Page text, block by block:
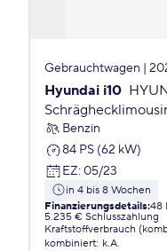
Gebrauchtwagen |
Hyundai i10
Benzin
84 PS (62 kW)
EZ: 05/23
in 4 bis 8 Wochen
Finanzierungsdetails:48
5.235 € Schlusszahlung
Kraftstoffverbrauch
kombiniert: k.A.